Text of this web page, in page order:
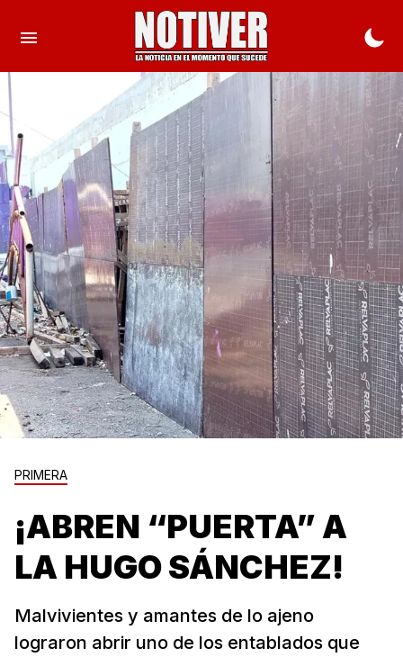
PRIMERA
¡ABREN “PUERTA” A
LA HUGO SÁNCHEZ!
Malvivientes y amantes de lo ajeno
lograron abrir uno de los entablados que